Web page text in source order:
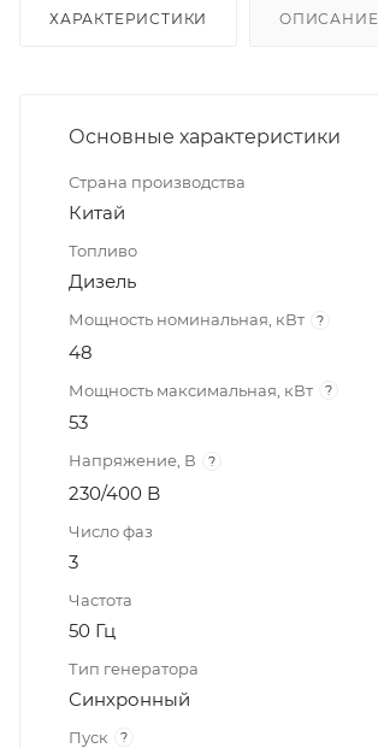
ХАРАКТЕРИСТИКИ ОПИСАНИЕ
Основные характеристики
Страна производства
Китай
Топливо
Дизель
Мощность номинальная, кВт ?
48
Мощность максимальная, кВт ?
53
Напряжение, В ?
230/400 B
Число фаз
3
Частота
50 Гц
Тип генератора
Синхронный
Пуск ?